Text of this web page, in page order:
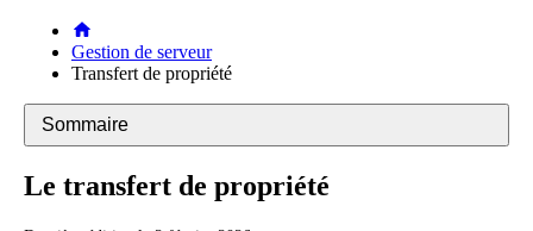
Gestion de serveur
Transfert de propriété
Sommaire
Le transfert de propriété